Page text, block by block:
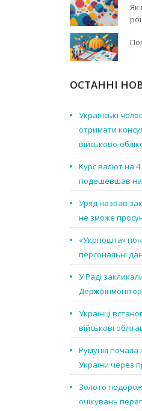
Як
ОСТАННІ
Українські
отримати
військово-
Курс валют на
подешевшав на
Уряд назвав
не зможе
«Укрпошта»
персональні
У Раді
Українці
військові
Румунія почала
України через
Золото
очікувань